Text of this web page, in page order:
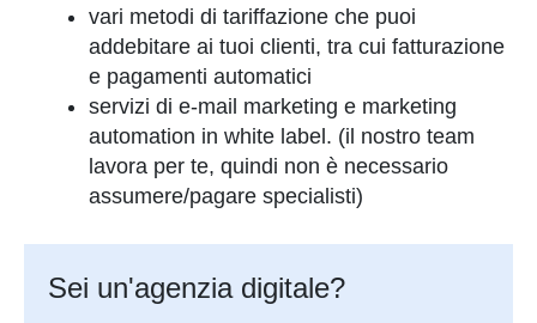
vari metodi di tariffazione che puoi
addebitare ai tuoi clienti, tra cui fatturazione
e pagamenti automatici
servizi di e-mail marketing e marketing
automation in white label. (il nostro team
lavora per te, quindi non è necessario
assumere/pagare specialisti)
Sei un'agenzia digitale?